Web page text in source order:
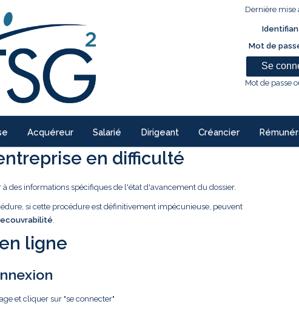
Dernière
Mot de
Mot de passe
Acquéreur Salarié Dirigeant Créancier
en difficulté
des informations spécifiques de l'état d'avancement du dossier.
si cette procédure est définitivement impécunieuse, peuvent
.
ligne
et cliquer sur "se connecter"